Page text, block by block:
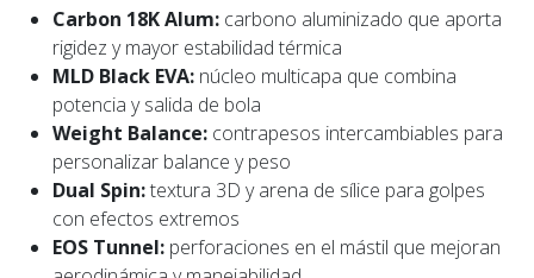
Carbon 18K Alum: carbono aluminizado que aporta
rigidez y mayor estabilidad térmica
MLD Black EVA: núcleo multicapa que combina
potencia y salida de bola
Weight Balance: contrapesos intercambiables para
personalizar balance y peso
Dual Spin:textura 3D y arena de sílice para golpes
con efectos extremos
EOS Tunnel: perforaciones en el mástil que mejoran